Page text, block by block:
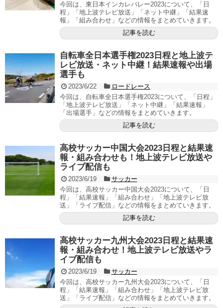
今回は、東日本インカレバレー2023について、「日
程」「地上波テレビ放送」「ネット中継」「結果速
報」「組み合わせ」などの情報をまとめていきます。
記事を読む
自転車全日本選手権2023日程と地上波テ
レビ放送・ネット中継！結果速報や出場
選手も
2023/6/22
ロードレース
今回は、自転車全日本選手権2023について、「日程」
「地上波テレビ放送」「ネット中継」「結果速報」
「出場選手」などの情報をまとめていきます。
記事を読む
高校サッカー中国大会2023日程と結果速
報・組み合わせも！地上波テレビ放送や
ライブ配信も
2023/6/19
サッカー
今回は、高校サッカー中国大会2023について、「日
程」「結果速報」「組み合わせ」「地上波テレビ放
送」「ライブ配信」などの情報をまとめていきます。
記事を読む
高校サッカー九州大会2023日程と結果速
報・組み合わせ！地上波テレビ放送やラ
イブ配信も
2023/6/19
サッカー
今回は、高校サッカー九州大会2023について、「日
程」「結果速報」「組み合わせ」「地上波テレビ放
送」「ライブ配信」などの情報をまとめていきます。